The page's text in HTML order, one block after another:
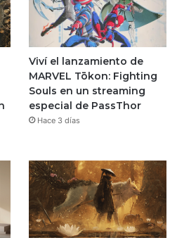
Viví el lanzamiento de
MARVEL Tōkon: Fighting
Souls en un streaming
especial de PassThor
Hace 3 días